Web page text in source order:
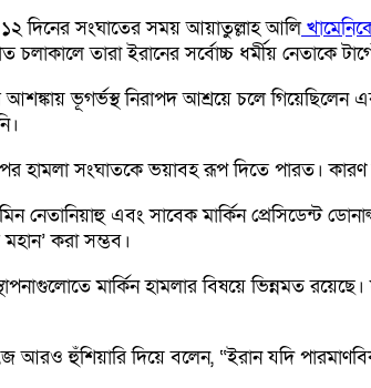
দিনের সংঘাতের সময় আয়াতুল্লাহ আলি
চলাকালে তারা ইরানের সর্বোচ্চ ধর্মীয় নেতাকে
ভূগর্ভস্থ নিরাপদ আশ্রয়ে চলে গিয়েছিলেন
হামলা সংঘাতকে ভয়াবহ রূপ দিতে পারত।
নেতানিয়াহু এবং সাবেক মার্কিন প্রেসিডেন্ট
করা সম্ভব।
মার্কিন হামলার বিষয়ে ভিন্নমত
আরও হুঁশিয়ারি দিয়ে বলেন, “ইরান যদি